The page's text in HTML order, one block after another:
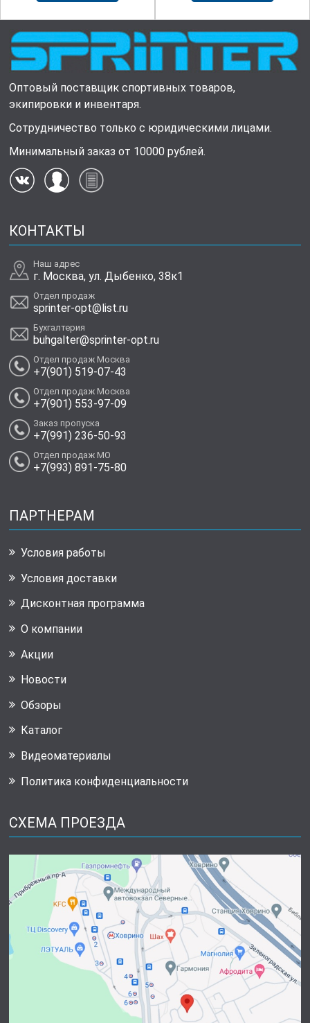
Оптовый поставщик спортивных товаров,
экипировки и инвентаря.
Сотрудничество только с юридическими лицами.
Минимальный заказ от 10000 рублей.
КОНТАКТЫ
Наш адрес
г. Москва, ул. Дыбенко, 38к1
Отдел продаж
sprinter-opt@list.ru
Бухгалтерия
buhgalter@sprinter-opt.ru
Отдел продаж Москва
+7(901) 519-07-43
Отдел продаж Москва
+7(901) 553-97-09
Заказ пропуска
+7(991) 236-50-93
Отдел продаж МО
+7(993) 891-75-80
ПАРТНЕРАМ
Условия работы
Условия доставки
Дисконтная программа
О компании
Акции
Новости
Обзоры
Каталог
Видеоматериалы
Политика конфиденциальности
СХЕМА ПРОЕЗДА